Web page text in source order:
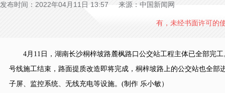
发布时间：2022年04月11日 13:57 来源：中国新闻网
有，未经书面许可的
4月11日，湖南长沙桐梓坡路麓枫路口公交站工程主体已全部完工
号线施工结束，路面提质改造即将完成，桐梓坡路上的公交站也全
子屏、监控系统、无线充电等设施。(制作 乐小敏）